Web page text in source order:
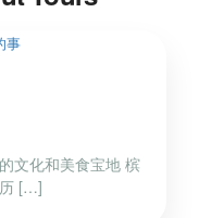
文化和美食宝地 槟
历 […]